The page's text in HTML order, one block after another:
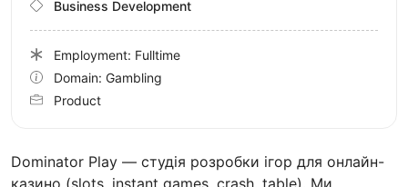
Dominator Play — студія розробки ігор для онлайн-
казино (slots, instant games, crash, table). Ми
Business Development
Employment: Fulltime
Domain: Gambling
Product